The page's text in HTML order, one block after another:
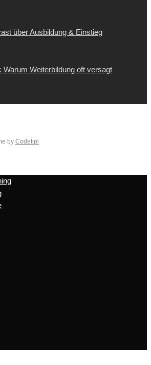
über Ausbildung & Einstieg
Warum Weiterbildung oft versagt
by Codetipi